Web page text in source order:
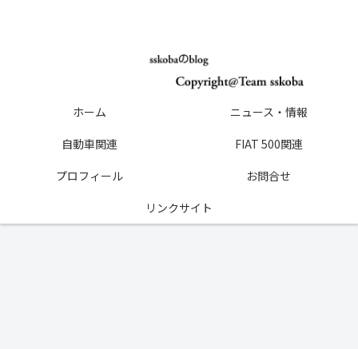
ホーム
ニュース・情報
自動車関連
FIAT 500関連
プロフィール
お問合せ
リンクサイト